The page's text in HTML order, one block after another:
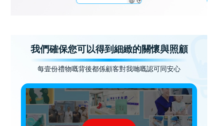
我們確保您可以得到細緻的關懷與照顧
每壹份禮物嘅背後都係顧客對我哋嘅認可同安心